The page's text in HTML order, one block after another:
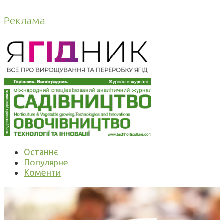
Реклама
Останнє
Популярне
Коменти